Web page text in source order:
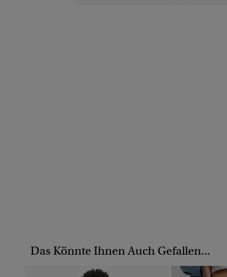
Das Könnte Ihnen Auch Gefallen...